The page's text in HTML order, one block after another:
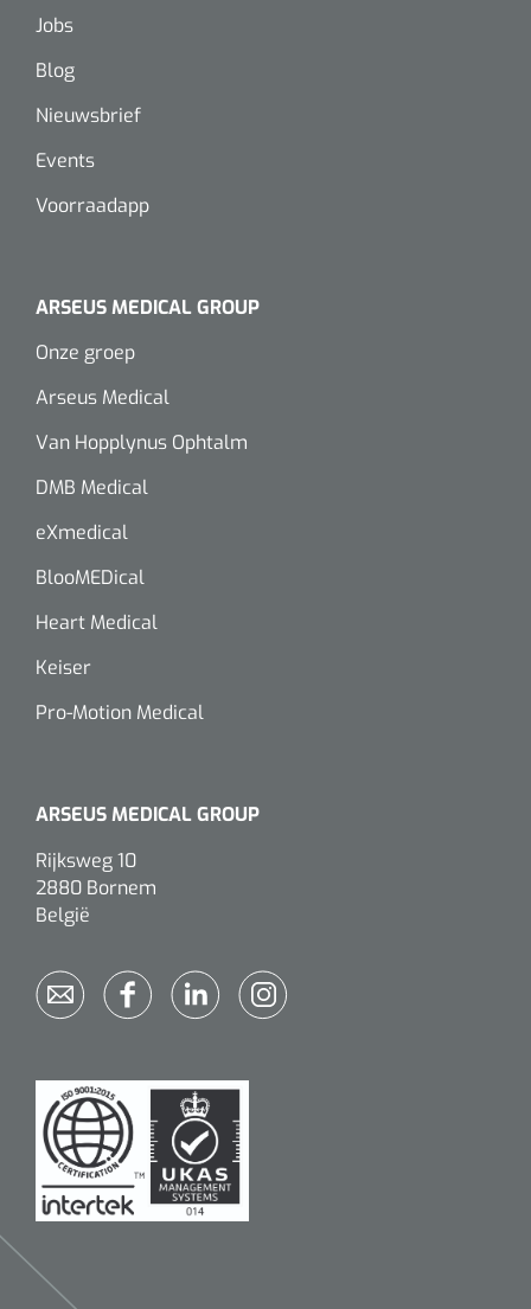
Jobs
Blog
Nieuwsbrief
Events
Voorraadapp
ARSEUS MEDICAL GROUP
Onze groep
Arseus Medical
Van Hopplynus Ophtalm
DMB Medical
eXmedical
BlooMEDical
Heart Medical
Keiser
Pro-Motion Medical
ARSEUS MEDICAL GROUP
Rijksweg 10
2880 Bornem
België